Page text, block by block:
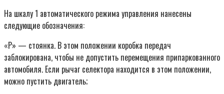
На шкалу 1 автоматического режима управления нанесены
следующие обозначения:
«Р» — стоянка. В этом положении коробка передач
заблокирована, чтобы не допустить перемещения припаркованного
автомобиля. Если рычаг селектора находится в этом положении,
можно пустить двигатель;